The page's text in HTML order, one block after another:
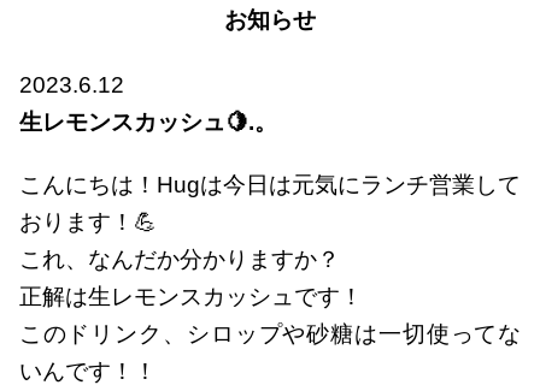
お知らせ
2023.6.12
生レモンスカッシュ🍋.。
こんにちは！Hugは今日は元気にランチ営業して
おります！💪
これ、なんだか分かりますか？
正解は生レモンスカッシュです！
このドリンク、シロップや砂糖は一切使ってな
いんです！！